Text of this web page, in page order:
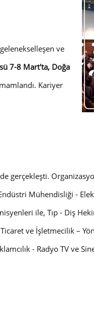
ve
7-8 Mart'ta, Doğa
Kariyer
gerçekleşti.
Mühendisliği -
ile, Tıp - Diş
ve İşletmecilik –
- Radyo TV ve